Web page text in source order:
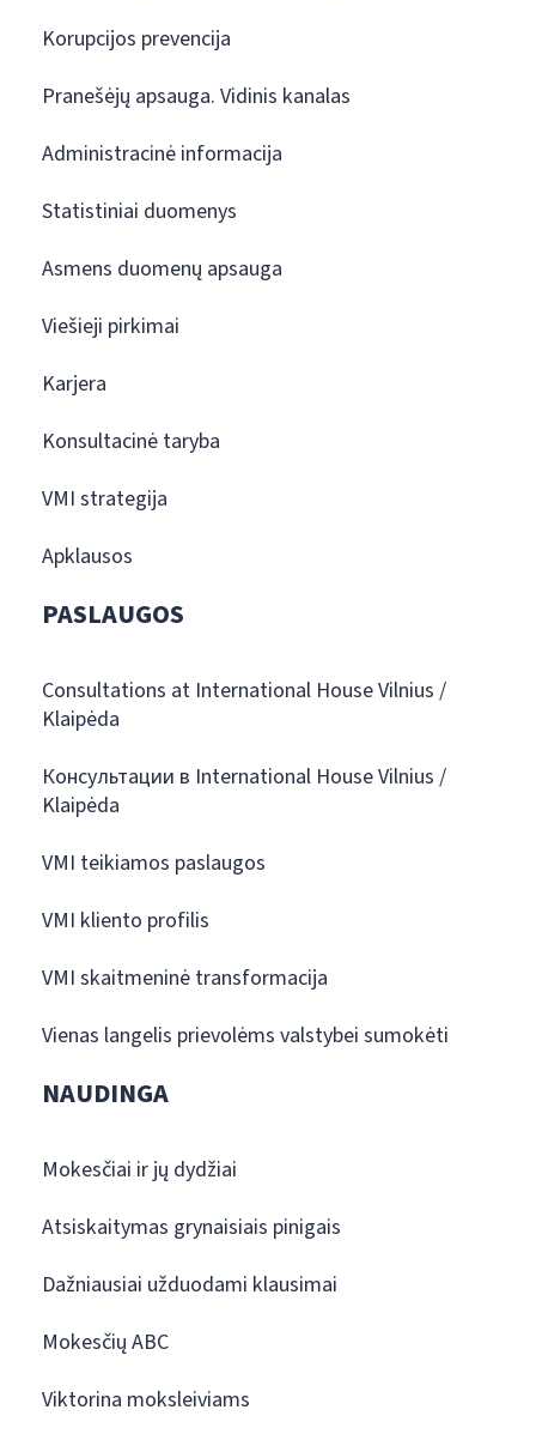
Korupcijos prevencija
Pranešėjų apsauga. Vidinis kanalas
Administracinė informacija
Statistiniai duomenys
Asmens duomenų apsauga
Viešieji pirkimai
Karjera
Konsultacinė taryba
VMI strategija
Apklausos
PASLAUGOS
Consultations at International House Vilnius /
Klaipėda
Консультации в International House Vilnius /
Klaipėda
VMI teikiamos paslaugos
VMI kliento profilis
VMI skaitmeninė transformacija
Vienas langelis prievolėms valstybei sumokėti
NAUDINGA
Mokesčiai ir jų dydžiai
Atsiskaitymas grynaisiais pinigais
Dažniausiai užduodami klausimai
Mokesčių ABC
Viktorina moksleiviams